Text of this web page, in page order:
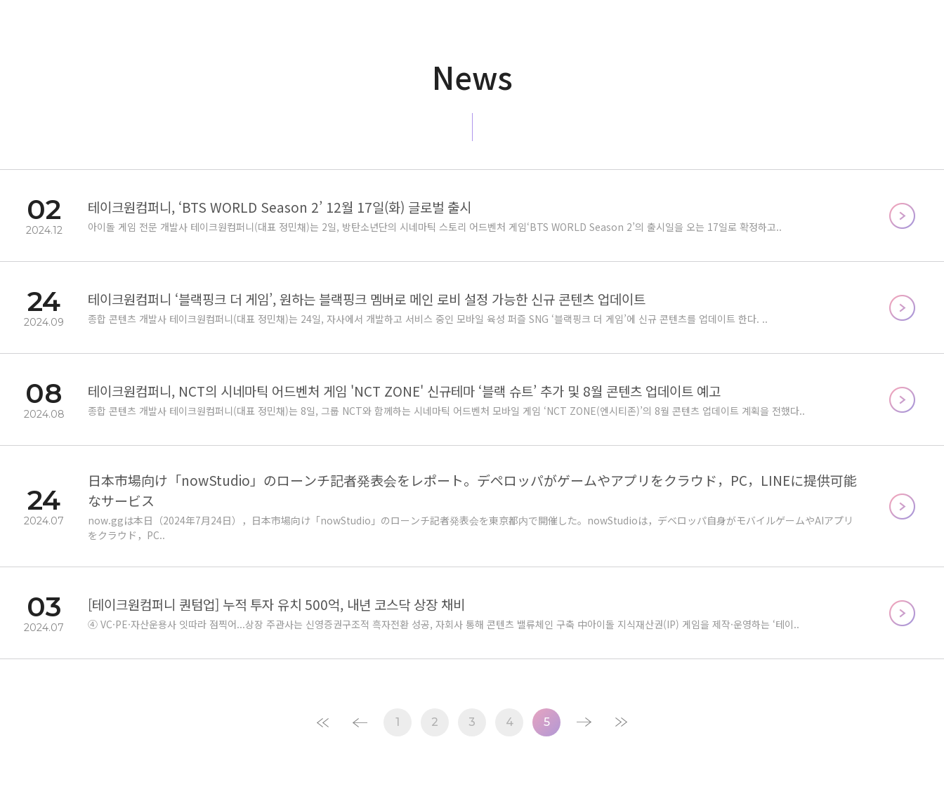
News
02
2024.12
테이크원컴퍼니, ‘BTS WORLD Season 2’ 12월 17일(화) 글로벌 출시
아이돌 게임 전문 개발사 테이크원컴퍼니(대표 정민채)는 2일, 방탄소년단의 시네마틱 스토리 어드벤처 게임‘BTS WORLD Season 2’의 출시일을 오는 17일로 확정하고..
24
2024.09
테이크원컴퍼니 ‘블랙핑크 더 게임’, 원하는 블랙핑크 멤버로 메인 로비 설정 가능한 신규 콘텐츠 업데이트
종합 콘텐츠 개발사 테이크원컴퍼니(대표 정민채)는 24일, 자사에서 개발하고 서비스 중인 모바일 육성 퍼즐 SNG ‘블랙핑크 더 게임’에 신규 콘텐츠를 업데이트 한다. ..
08
2024.08
테이크원컴퍼니, NCT의 시네마틱 어드벤처 게임 'NCT ZONE' 신규테마 ‘블랙 슈트’ 추가 및 8월 콘텐츠 업데이트 예고
종합 콘텐츠 개발사 테이크원컴퍼니(대표 정민채)는 8일, 그룹 NCT와 함께하는 시네마틱 어드벤처 모바일 게임 ‘NCT ZONE(엔시티존)’의 8월 콘텐츠 업데이트 계획을 전했다..
24
2024.07
日本市場向け「nowStudio」のローンチ記者発表会をレポート。デペロッパがゲームやアプリをクラウド，PC，LINEに提供可能
なサービス
now.ggは本日（2024年7月24日），日本市場向け「nowStudio」のローンチ記者発表会を東京都内で開催した。nowStudioは，デベロッパ自身がモバイルゲームやAIアプリ
をクラウド，PC..
03
2024.07
[테이크원컴퍼니 퀀텀업] 누적 투자 유치 500억, 내년 코스닥 상장 채비
④ VC·PE·자산운용사 잇따라 점찍어...상장 주관사는 신영증권구조적 흑자전환 성공, 자회사 통해 콘텐츠 밸류체인 구축 中아이돌 지식재산권(IP) 게임을 제작·운영하는 ‘테이..
1 2 3 4 5